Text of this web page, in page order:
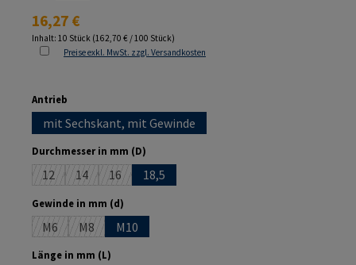
Regulärer Preis:
16,27 €
Inhalt: 10 Stück (162,70 € / 100 Stück)
Preise exkl. MwSt. zzgl. Versandkosten
Antrieb
mit Sechskant, mit Gewinde
Durchmesser in mm (D)
12(Diese Option ist zurzeit nicht verfügbar.)
14(Diese Option ist zurzeit nicht verfügbar.)
16(Diese Option ist zurzeit nicht verfügbar.)
18,5
Gewinde in mm (d)
M6(Diese Option ist zurzeit nicht verfügbar.)
M8(Diese Option ist zurzeit nicht verfügbar.)
M10
Länge in mm (L)